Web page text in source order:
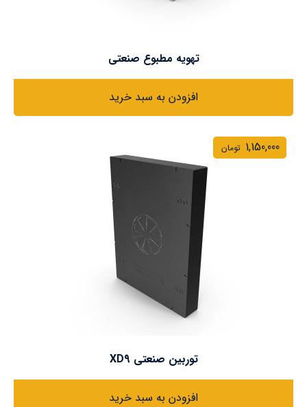
تهویه مطبوع صنعتی
افزودن به سبد خرید
1,150,000 تومان
توربین صنعتی XD9
افزودن به سبد خرید